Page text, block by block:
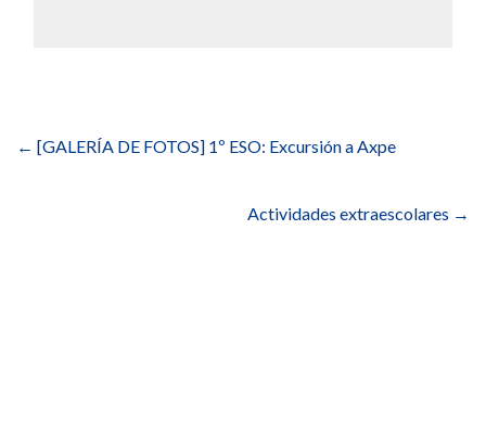
de
← [GALERÍA DE FOTOS] 1º ESO: Excursión a Axpe
Actividades extraescolares →